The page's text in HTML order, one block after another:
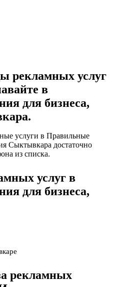
услуг
в
для бизнеса,
услуги в Правильные
Сыктывкара достаточно
из списка.
услуг в
для бизнеса,
рекламных